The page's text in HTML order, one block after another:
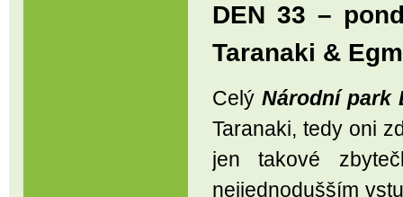
DEN 33 –
Taranaki &
Celý Národní park
Taranaki, tedy oni
jen takové
nejjednodušším